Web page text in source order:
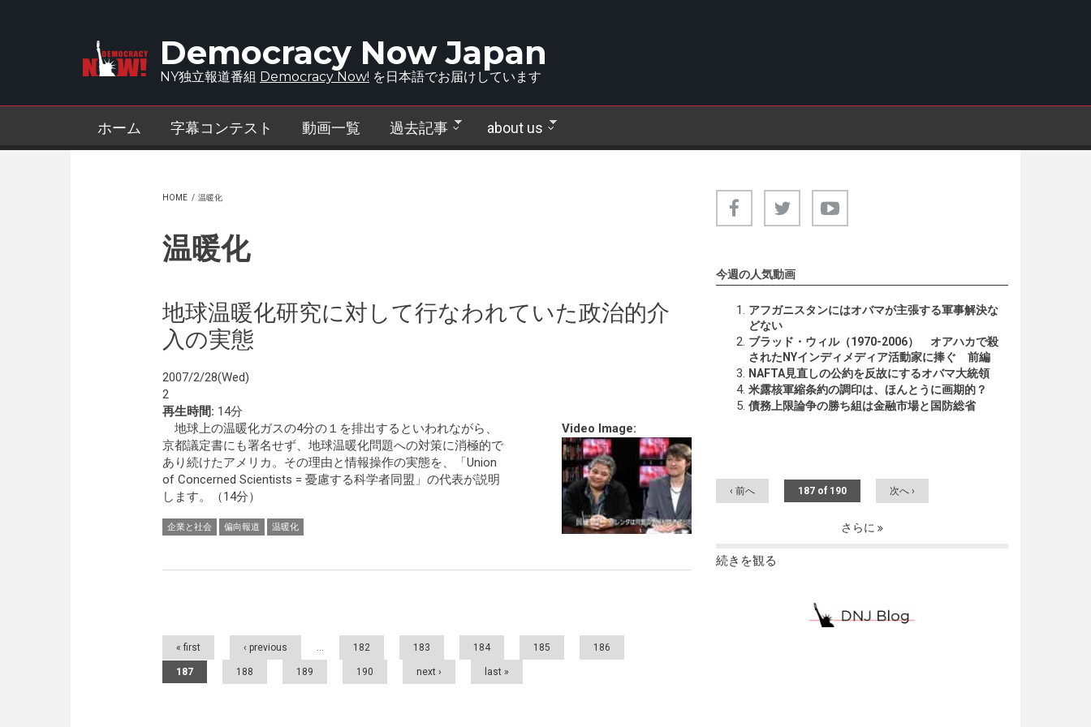
Democracy Now Japan
NY独立報道番組 Democracy Now! を日本語でお届けしています
ホーム 字幕コンテスト 動画一覧 過去記事 about us
HOME / 温暖化
温暖化
地球温暖化研究に対して行なわれていた政治的介
入の実態
2007/2/28(Wed)
2
再生時間: 14分
Video Image:
地球上の温暖化ガスの4分の１を排出するといわれながら、
京都議定書にも署名せず、地球温暖化問題への対策に消極的で
あり続けたアメリカ。その理由と情報操作の実態を、「Union
of Concerned Scientists = 憂慮する科学者同盟」の代表が説明
します。（14分）
企業と社会 偏向報道 温暖化
Pages
« first ‹ previous … 182 183 184 185 186
187 188 189 190 next › last »
今週の人気動画
アフガニスタンにはオバマが主張する軍事解決な
どない
ブラッド・ウィル（1970-2006） オアハカで殺
されたNYインディメディア活動家に捧ぐ 前編
NAFTA見直しの公約を反故にするオバマ大統領
米露核軍縮条約の調印は、ほんとうに画期的？
債務上限論争の勝ち組は金融市場と国防総省
‹ 前へ 187 of 190 次へ ›
さらに
続きを観る